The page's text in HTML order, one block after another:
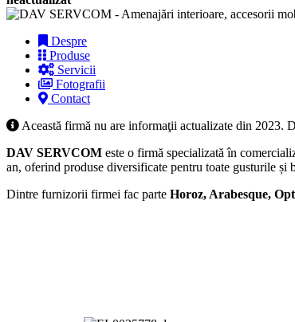
Despre
Produse
Servicii
Fotografii
Contact
Această firmă nu are informaţii actualizate din 2023.
DAV SERVCOM este o firmă specializată în
an, oferind produse diversificate pentru toate gusturile și
Dintre furnizorii firmei fac parte Horoz, Arabesque,